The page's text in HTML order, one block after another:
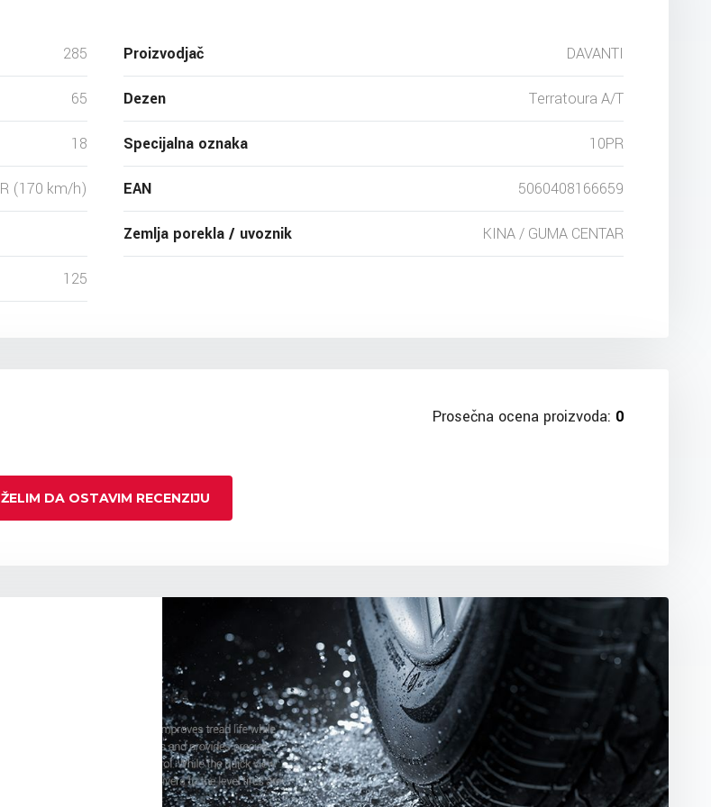
285
65
18
R (170 km/h)
125
Proizvodjač DAVANTI
Dezen Terratoura A/T
Specijalna oznaka 10PR
EAN 5060408166659
Zemlja porekla / uvoznik KINA / GUMA CENTAR
Prosečna ocena proizvoda: 0
ŽELIM DA OSTAVIM RECENZIJU